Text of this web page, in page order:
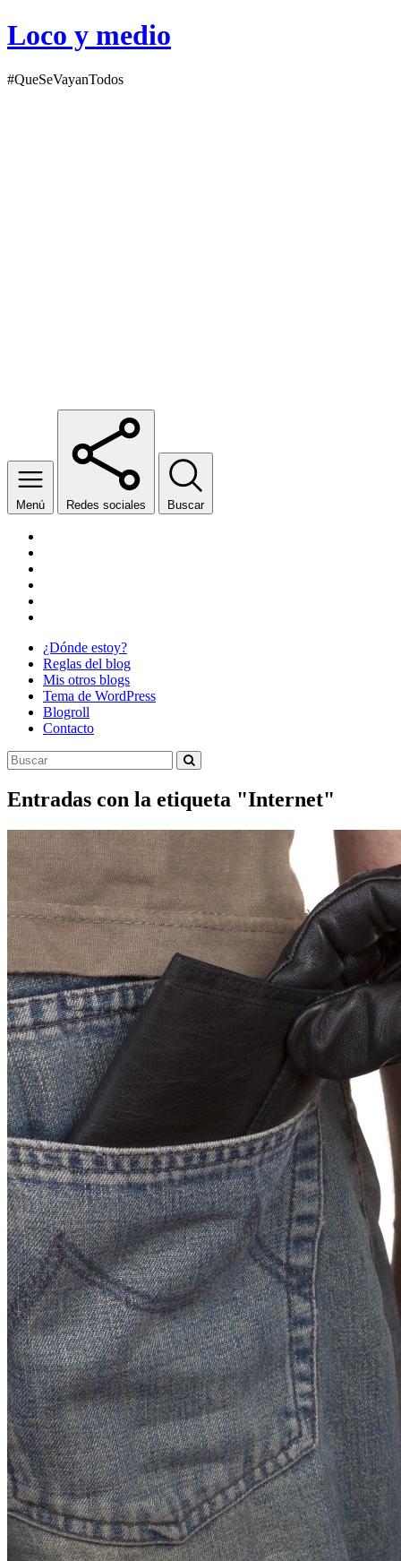
Loco y medio
#QueSeVayanTodos
Menú Redes sociales Buscar
¿Dónde estoy?
Reglas del blog
Mis otros blogs
Tema de WordPress
Blogroll
Contacto
Entradas con la etiqueta "Internet"